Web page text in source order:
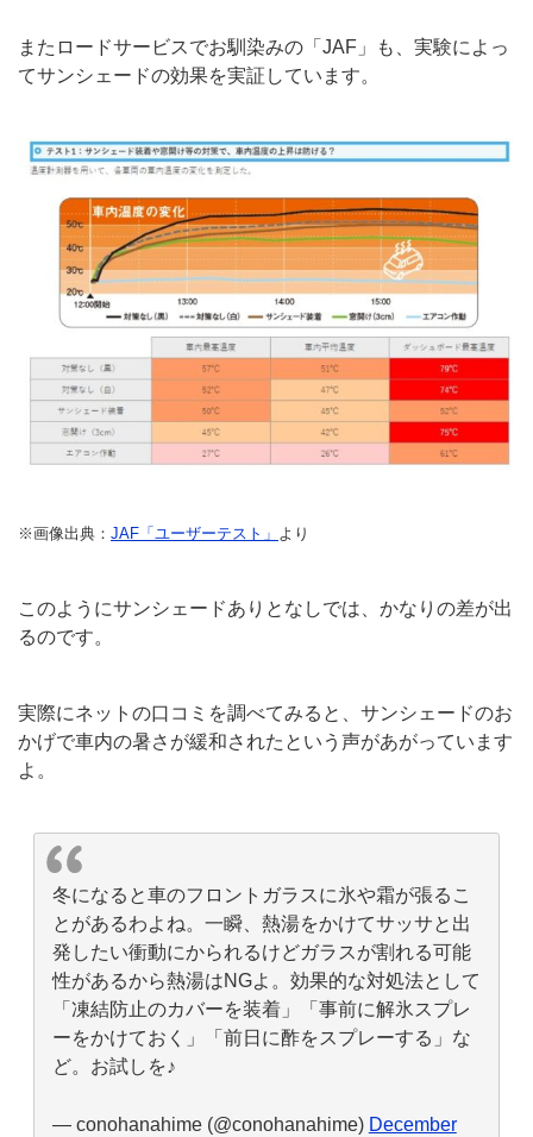
またロードサービスでお馴染みの「JAF」も、実験によっ
てサンシェードの効果を実証しています。
※画像出典： JAF「ユーザーテスト」 より
このようにサンシェードありとなしでは、かなりの差が出
るのです。
実際にネットの口コミを調べてみると、サンシェードのお
かげで車内の暑さが緩和されたという声があがっています
よ。
冬になると車のフロントガラスに氷や霜が張るこ
とがあるわよね。一瞬、熱湯をかけてサッサと出
発したい衝動にかられるけどガラスが割れる可能
性があるから熱湯はNGよ。効果的な対処法として
「凍結防止のカバーを装着」「事前に解氷スプレ
ーをかけておく」「前日に酢をスプレーする」な
ど。お試しを♪
— conohanahime (@conohanahime) December